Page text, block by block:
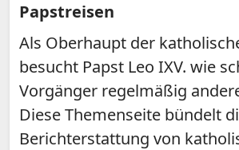
Papstreisen
Als Oberhaupt der
besucht Papst Leo IXV. wie
Vorgänger regelmäßig
Diese Themenseite bündelt
Berichterstattung von